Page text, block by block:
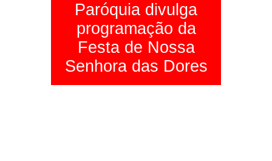
Paróquia divulga
programação da
Festa de Nossa
Senhora das Dores